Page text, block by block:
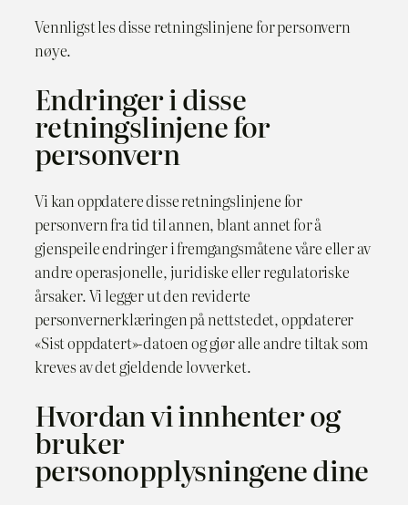
Vennligst les disse retningslinjene for personvern
nøye.
Endringer i disse
retningslinjene for
personvern
Vi kan oppdatere disse retningslinjene for
personvern fra tid til annen, blant annet for å
gjenspeile endringer i fremgangsmåtene våre eller av
andre operasjonelle, juridiske eller regulatoriske
årsaker. Vi legger ut den reviderte
personvernerklæringen på nettstedet, oppdaterer
«Sist oppdatert»-datoen og gjør alle andre tiltak som
kreves av det gjeldende lovverket.
Hvordan vi innhenter og
bruker
personopplysningene dine